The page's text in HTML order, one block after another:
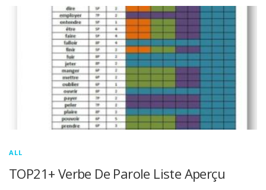
ALL
TOP21+ Verbe De Parole Liste Aperçu